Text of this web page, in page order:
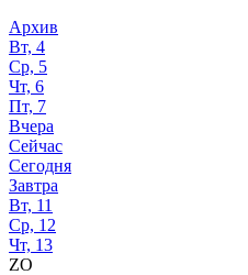
Архив
Вт, 4
Ср, 5
Чт, 6
Пт, 7
Вчера
Сейчас
Сегодня
Завтра
Вт, 11
Ср, 12
Чт, 13
ZO